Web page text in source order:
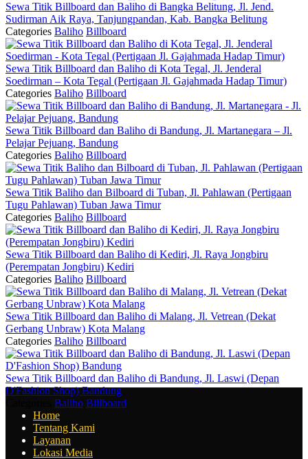
Sewa Titik Billboard dan Baliho di Bangka Belitung, Jl. Jend.
Sudirman Aik Raya, Tanjungpandan, Kab. Bangka Belitung
Categories Baliho Billboard
Sewa Titik Billboard dan Baliho di Kota Tegal, Jl. Jenderal
Soedirman – Kota Tegal (Pertigaan Jl. Gajahmada Hadap Timur)
Categories Baliho Billboard
Sewa Titik Billboard dan Baliho di Bandung, Jl. Martanegara – Jl.
Pelajar Pejuang, Bandung
Categories Baliho Billboard
Sewa Titik Baliho dan Bilboard di Tuban, Jl. Pahlawan (Pertigaan
Tugu Pahlawan) Tuban Jawa Timur
Categories Baliho Billboard
Sewa Titik Billboard dan Baliho di Kediri, Jl. Raya Jongbiru
(Perempatan Jongbiru) Kediri
Categories Baliho Billboard
Sewa Titik Billboard dan Baliho di Malang, Jl. Vetrean (Dekat
Gerbang Unbraw) Kota Malang
Categories Baliho Billboard
Sewa Titik Billboard dan Baliho di Bandung, Jl. Laswi (Depan
D'Fashion Shop) Bandung
Baliho Billboard
Home
Tentang Kami
Layanan
Lokasi Media